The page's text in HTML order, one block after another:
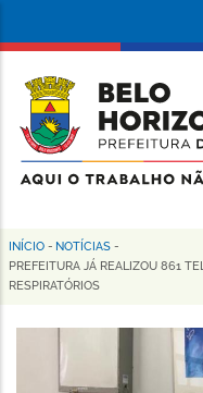
conteúdo
principal
da
Prefeitura
de
Horizonte
Trilha
de
navegação
INÍCIO - NOTÍCIAS -
PREFEITURA JÁ REALIZOU 861
RESPIRATÓRIOS